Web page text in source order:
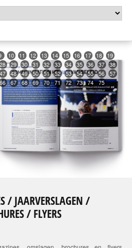
10 11 12 13 14 15 16 17 18
19
28 29 30 31 32 33 34 35 36 37
38
47 48 49 50 51 52 53 54 55 56
57
66 67 68 69 70 71 72 73 74 75
/ JAARVERSLAGEN /
/ FLYERS